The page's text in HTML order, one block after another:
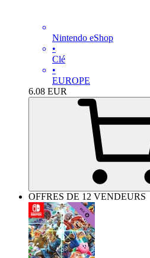
Nintendo eShop
•
Clé
•
EUROPE
6.08 EUR
OFFRES DE 12 VENDEURS